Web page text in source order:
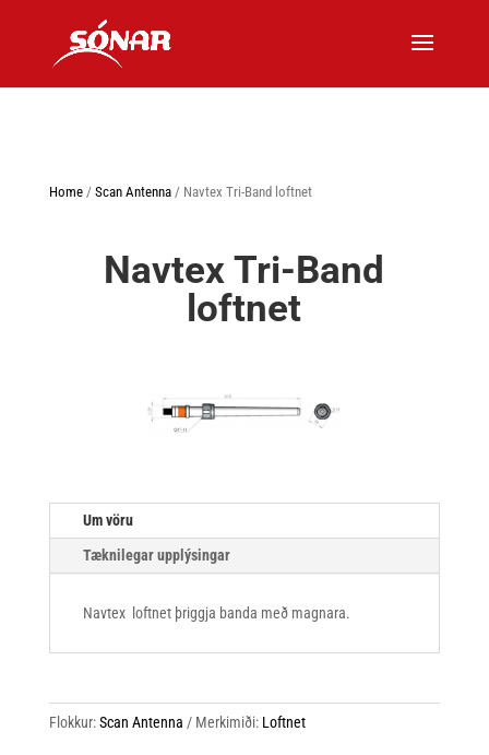
Home/ Scan Antenna/ Navtex Tri-Band loftnet
Navtex Tri-Band
loftnet
Um vöru
Tæknilegar upplýsingar
Navtex loftnet þriggja banda með magnara.
Flokkur:Scan Antenna Merkimiði: Loftnet